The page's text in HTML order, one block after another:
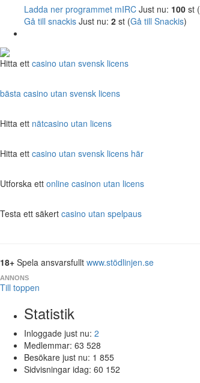
Ladda ner programmet mIRC Just nu: 100 st (
Gå till snackis Just nu: 2 st (Gå till Snackis)
Hitta ett casino utan svensk licens
bästa casino utan svensk licens
Hitta ett nätcasino utan licens
Hitta ett casino utan svensk licens här
Utforska ett online casinon utan licens
Testa ett säkert casino utan spelpaus
18+ Spela ansvarsfullt www.stödlinjen.se
ANNONS
Till toppen
Statistik
Inloggade just nu: 2
Medlemmar: 63 528
Besökare just nu: 1 855
Sidvisningar idag: 60 152